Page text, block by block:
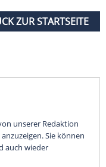
ZUR STARTSEITE
unserer Redaktion
Sie können
auch wieder